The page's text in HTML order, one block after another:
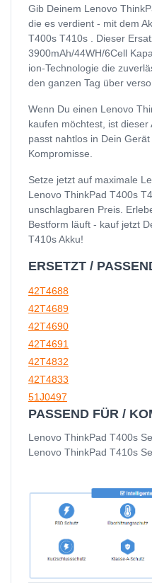
Gib Deinem Lenovo
die es verdient - mit dem
T400s T410s . Dieser
3900mAh/44WH/6Cell
ion-Technologie die
den ganzen Tag über
Wenn Du einen Lenovo
kaufen möchtest, ist
passt nahtlos in Dein
Kompromisse.
Setze jetzt auf maximale
Lenovo ThinkPad T400s
unschlagbaren Preis.
Bestform läuft - kauf jetzt
T410s Akku!
ERSETZT /
42T4688
42T4689
42T4690
42T4691
42T4832
42T4833
51J0497
PASSEND FÜR /
Lenovo ThinkPad T400s
Lenovo ThinkPad T410s